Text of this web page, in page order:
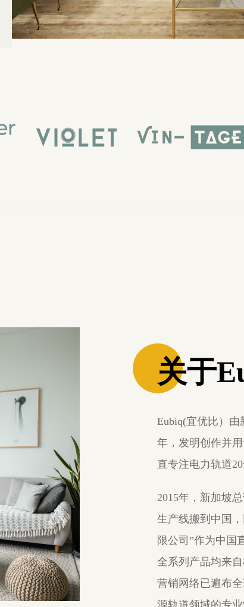
关于
Eubiq(宜优比）由
年，发明创作并
直专注电力轨道20
2015年，新加坡
生产线搬到中国
限公司”作为中国
全系列产品均来
营销网络已遍布
源轨道领域的专